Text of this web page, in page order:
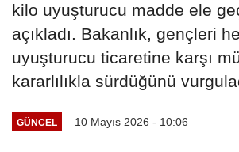
kilo uyuşturucu madde ele
açıkladı. Bakanlık, gençleri
uyuşturucu ticaretine karşı
kararlılıkla sürdüğünü
GÜNCEL 10 Mayıs 2026 - 10:06